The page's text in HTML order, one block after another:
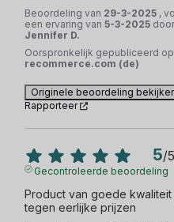
Beoordeling van 29-3-2025 ,
een ervaring van 5-3-2025 door
Jennifer D.
Oorspronkelijk gepubliceerd op
recommerce.com (de)
Originele beoordeling
Rapporteer
5/5
Gecontroleerde beoordeling
Product van goede kwaliteit
tegen eerlijke prijzen